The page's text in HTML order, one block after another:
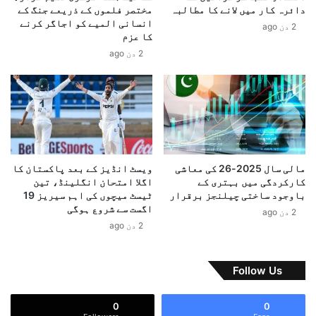
ح
7
ز
خ
م
ی
س
ا
گ
ک
ک
ا
ف
ن
ئ
ی
ا
ر
ی
ن
د
دائرہ کار میں لانے کا مطالبہ
2 دن ago
مختصر فلموں کے ذریعے جنگ کے
انسانی المیے کو اجاگر کرنے
کا عزم
2 دن ago
مالی سال 2025-26 کی معاشی
کارکردگی میں بہتری کے
باوجود ساختی چیلنجز برقرار
2 دن ago
ویسٹ انڈیز کے بعد پاکستان کا
اگلا امتحان انگلینڈ، تین
ٹیسٹ میچوں کی اہم سیریز 19
اگست سے شروع ہوگی
2 دن ago
Follow Us
0
0